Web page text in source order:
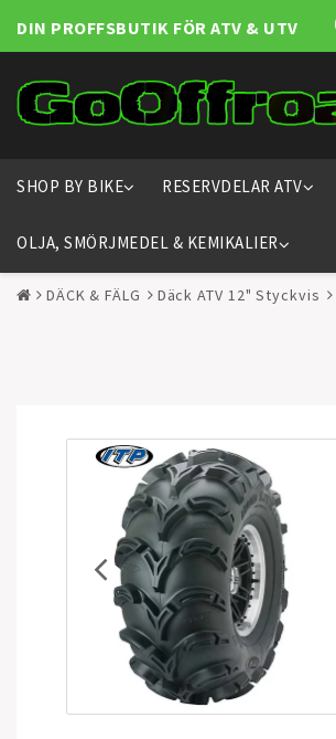
DIN PROFFSBUTIK FÖR ATV & UTV
SHOP BY BIKE RESERVDELAR ATV
OLJA, SMÖRJMEDEL & KEMIKALIER
DÄCK & FÄLG Däck ATV 12" Styckvis